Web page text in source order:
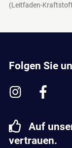
(Leitfaden-
Folgen Sie
Auf
vertrauen.